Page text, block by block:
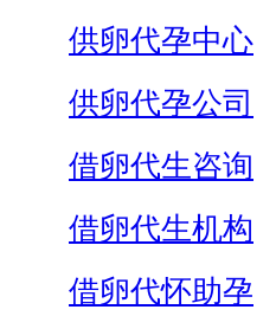
供卵代孕中心
供卵代孕公司
借卵代生咨询
借卵代生机构
借卵代怀助孕